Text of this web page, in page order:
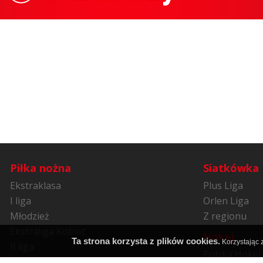
Piłka nożna
Ekstraklasa
I liga
Młodzież
Siatkówka
Plus Liga
Orlen Liga
Z regionu
Hokej
Polska Hokej
Ta strona korzysta z plików cookies. Korzystając